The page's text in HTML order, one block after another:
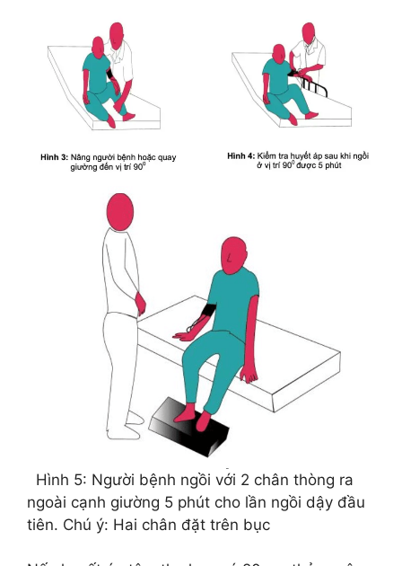
Hình 5: Người bệnh ngồi với 2 chân thòng ra
ngoài cạnh giường 5 phút cho lần ngồi dậy đầu
tiên. Chú ý: Hai chân đặt trên bục